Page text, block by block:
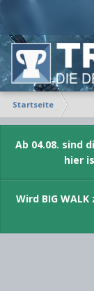
Startseite
Ab 04.08. sind
hier
Wird BIG